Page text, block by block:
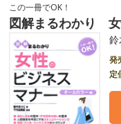
この一冊でOK！
図解まるわかり
発
定